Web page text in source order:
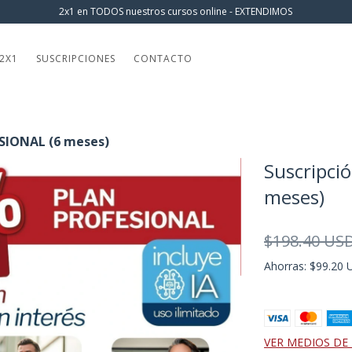
2x1 en TODOS nuestros cursos online - EXTENDIMOS
SUSCRIPCIONES CONTACTO
(6 meses)
meses)
$198.40
Ahorras: $99.20
VER MEDIOS DE